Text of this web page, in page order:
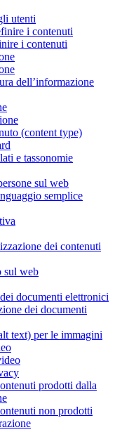
utenti
i contenuti
i contenuti
dell’informazione
(content type)
e tassonomie
sul web
semplice
dei contenuti
sul web
documenti elettronici
dei documenti
text) per le immagini
prodotti dalla
non prodotti